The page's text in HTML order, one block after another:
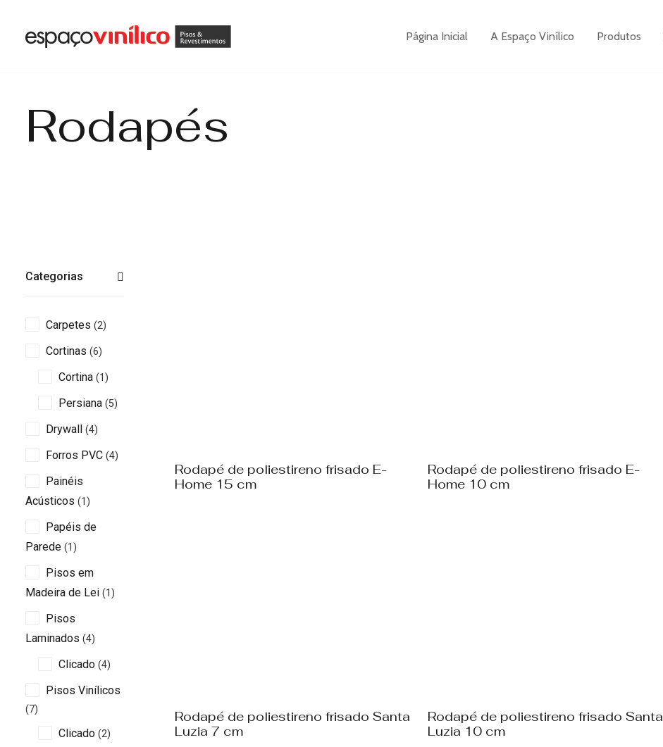
Página Inicial A Espaço Vinílico Produtos
Rodapés
Categorias
Carpetes (2)
Cortinas (6)
Cortina (1)
Persiana (5)
Drywall (4)
Forros PVC (4)
Painéis
Acústicos (1)
Papéis de
Parede (1)
Pisos em
Madeira de Lei (1)
Pisos
Laminados (4)
Clicado (4)
Pisos Vinílicos
(7)
Clicado (2)
Rodapé de poliestireno frisado E-
Home 15 cm
Rodapé de poliestireno frisado E-
Home 10 cm
Rodapé de poliestireno frisado Santa
Luzia 7 cm
Rodapé de poliestireno frisado Santa
Luzia 10 cm